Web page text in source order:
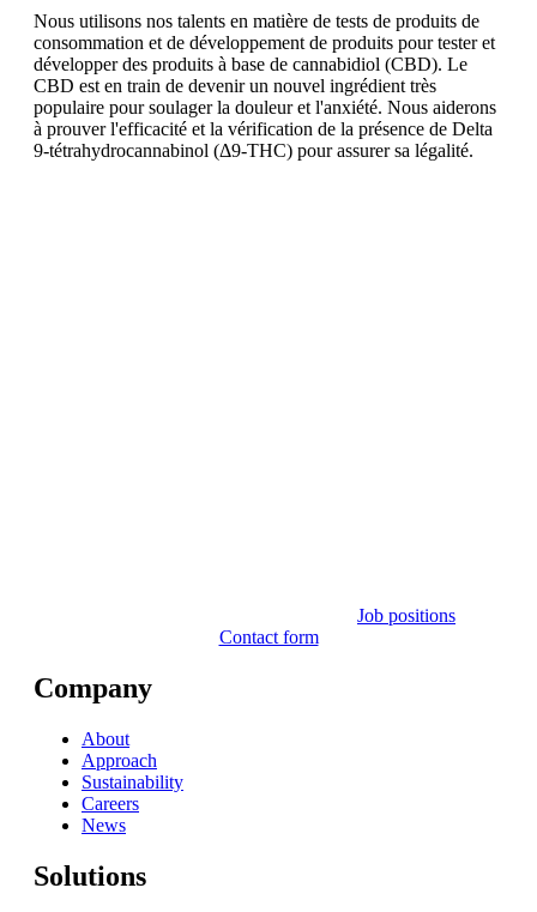
Nous utilisons nos talents en matière de tests de produits de
consommation et de développement de produits pour tester et
développer des produits à base de cannabidiol (CBD). Le
CBD est en train de devenir un nouvel ingrédient très
populaire pour soulager la douleur et l'anxiété. Nous aiderons
à prouver l'efficacité et la vérification de la présence de Delta
9-tétrahydrocannabinol (Δ9-THC) pour assurer sa légalité.
Job positions
Contact form
Company
About
Approach
Sustainability
Careers
News
Solutions